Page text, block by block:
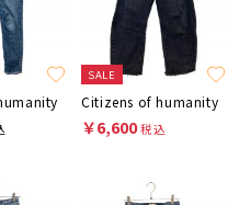
SALE
Citizens of humanity
￥6,600税込